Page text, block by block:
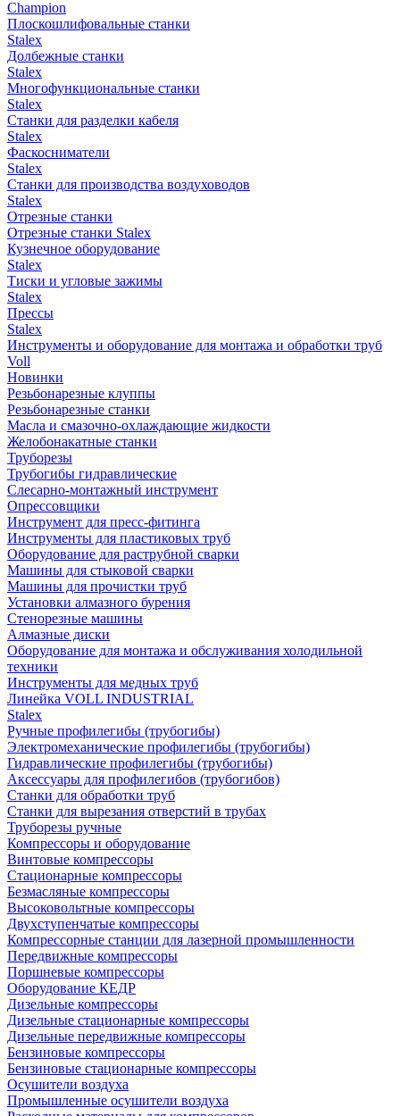
Champion
Плоскошлифовальные станки
Stalex
Долбежные станки
Stalex
Многофункциональные станки
Stalex
Станки для разделки кабеля
Stalex
Фаскосниматели
Stalex
Станки для производства воздуховодов
Stalex
Отрезные станки
Отрезные станки Stalex
Кузнечное оборудование
Stalex
Тиски и угловые зажимы
Stalex
Прессы
Stalex
Инструменты и оборудование для монтажа и обработки труб
Voll
Новинки
Резьбонарезные клуппы
Резьбонарезные станки
Масла и смазочно-охлаждающие жидкости
Желобонакатные станки
Труборезы
Трубогибы гидравлические
Слесарно-монтажный инструмент
Опрессовщики
Инструмент для пресс-фитинга
Инструменты для пластиковых труб
Оборудование для раструбной сварки
Машины для стыковой сварки
Машины для прочистки труб
Установки алмазного бурения
Стенорезные машины
Алмазные диски
Оборудование для монтажа и обслуживания холодильной
техники
Инструменты для медных труб
Линейка VOLL INDUSTRIAL
Stalex
Ручные профилегибы (трубогибы)
Электромеханические профилегибы (трубогибы)
Гидравлические профилегибы (трубогибы)
Аксессуары для профилегибов (трубогибов)
Станки для обработки труб
Станки для вырезания отверстий в трубах
Труборезы ручные
Компрессоры и оборудование
Винтовые компрессоры
Стационарные компрессоры
Безмасляные компрессоры
Высоковольтные компрессоры
Двухступенчатые компрессоры
Компрессорные станции для лазерной промышленности
Передвижные компрессоры
Поршневые компрессоры
Оборудование КЕДР
Дизельные компрессоры
Дизельные стационарные компрессоры
Дизельные передвижные компрессоры
Бензиновые компрессоры
Бензиновые стационарные компрессоры
Осушители воздуха
Промышленные осушители воздуха